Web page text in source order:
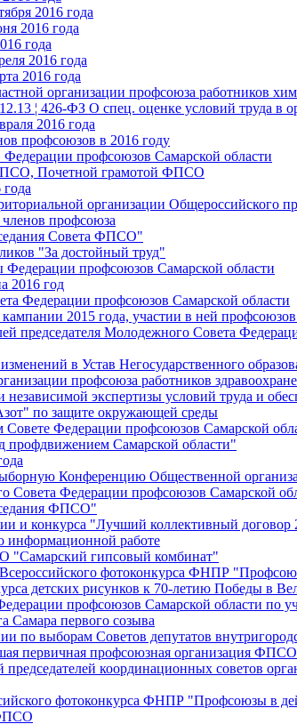
2016 года
2016 года
года
2016 года
2016 года
организации профсоюза работников
¦ 426-ФЗ О спец. оценке условий труда в
2016 года
профсоюзов в 2016 году
профсоюзов Самарской области
Почетной грамотой ФПСО
организации Общероссийского
профсоюза
Совета ФПСО"
"За достойный труд"
профсоюзов Самарской области
2016 год
Федерации профсоюзов Самарской области
2015 года, участии в ней
председателя Молодежного Совета
в Устав Негосударственного
профсоюза работников
экспертизы условий труда и
по защите окружающей среды
Федерации профсоюзов Самарской
профдвижением Самарской области"
Конференцию Общественной
Совета Федерации профсоюзов Самарской
ФПСО"
и конкурса "Лучший коллективный договор
информационной работе
"Самарский гипсовый комбинат"
фотоконкурса ФНПР
детских рисунков к 70-летию Победы в
профсоюзов Самарской области по
Самара первого созыва
выборам Советов депутатов
первичная профсоюзная организация
председателей координационных советов
фотоконкурса ФНПР "Профсоюзы в